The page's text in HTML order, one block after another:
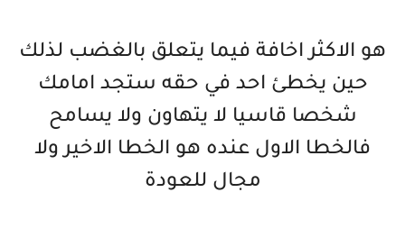
هو الاكثر اخافة فيما يتعلق بالغضب لذلك
حين يخطئ احد في حقه ستجد امامك
شخصا قاسيا لا يتهاون ولا يسامح
فالخطا الاول عنده هو الخطا الاخير ولا
مجال للعودة